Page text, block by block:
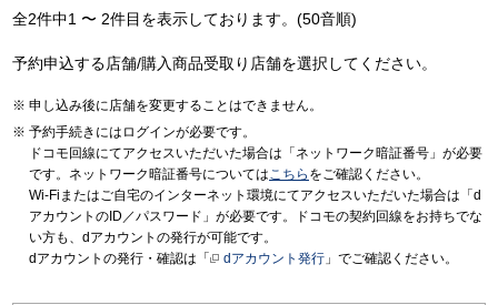
全2件中1 〜 2件目を表示しております。(50音順)
予約申込する店舗/購入商品受取り店舗を選択してください。
申し込み後に店舗を変更することはできません。
予約手続きにはログインが必要です。
ドコモ回線にてアクセスいただいた場合は「ネットワーク暗証番号」が必要
です。ネットワーク暗証番号についてはこちら をご確認ください。
Wi-Fiまたはご自宅のインターネット環境にてアクセスいただいた場合は「d
アカウントのID／パスワード」が必要です。ドコモの契約回線をお持ちでな
い方も、dアカウントの発行が可能です。
dアカウントの発行・確認は「
dアカウント発行 」でご確認ください。